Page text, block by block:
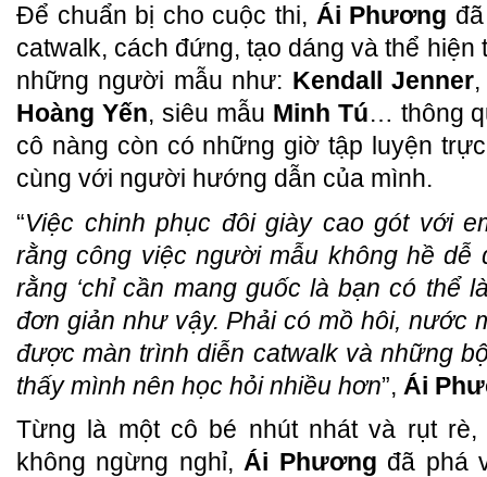
Để chuẩn bị cho cuộc thi, Ái Phương
catwalk, cách đứng, tạo dáng và thể
những người mẫu như: Kendall Jenner
Hoàng Yến, siêu mẫu Minh Tú… thông
cô nàng còn có những giờ tập luyện
cùng với người hướng dẫn của mình.
“Việc chinh phục đôi giày cao gót với
rằng công việc người mẫu không hề dễ
rằng ‘chỉ cần mang guốc là bạn có thể
đơn giản như vậy. Phải có mồ hôi, nước
được màn trình diễn catwalk và những
thấy mình nên học hỏi nhiều hơn”, Ái
Từng là một cô bé nhút nhát và rụt
không ngừng nghỉ, Ái Phương đã phá